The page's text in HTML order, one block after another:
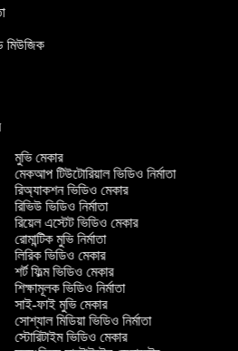
মিউজিক
মুভি মেকার
মেকআপ টিউটোরিয়াল ভিডিও নির্মাতা
রিঅ্যাকশন ভিডিও মেকার
রিভিউ ভিডিও নির্মাতা
রিয়েল এস্টেট ভিডিও মেকার
রোমান্টিক মুভি নির্মাতা
লিরিক ভিডিও মেকার
শর্ট ফিল্ম ভিডিও মেকার
শিক্ষামূলক ভিডিও নির্মাতা
সাই-ফাই মুভি মেকার
সোশ্যাল মিডিয়া ভিডিও নির্মাতা
স্টোরিটাইম ভিডিও মেকার